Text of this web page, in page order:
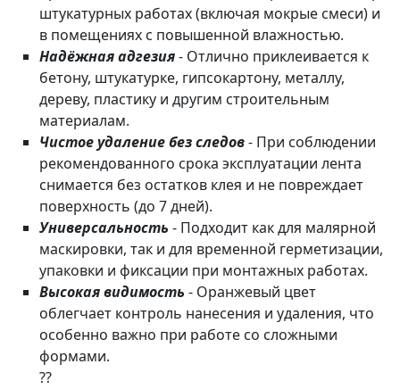
штукатурных работах (включая мокрые смеси) и
в помещениях с повышенной влажностью.
Надёжная адгезия- Отлично приклеивается к
бетону, штукатурке, гипсокартону, металлу,
дереву, пластику и другим строительным
материалам.
Чистое удаление без следов- При соблюдении
рекомендованного срока эксплуатации лента
снимается без остатков клея и не повреждает
поверхность (до 7 дней).
Универсальность - Подходит как для малярной
маскировки, так и для временной герметизации,
упаковки и фиксации при монтажных работах.
Высокая видимость - Оранжевый цвет
облегчает контроль нанесения и удаления, что
особенно важно при работе со сложными
формами.
??